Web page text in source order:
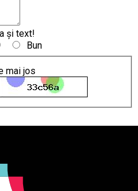
şi text!
Bun
mai jos